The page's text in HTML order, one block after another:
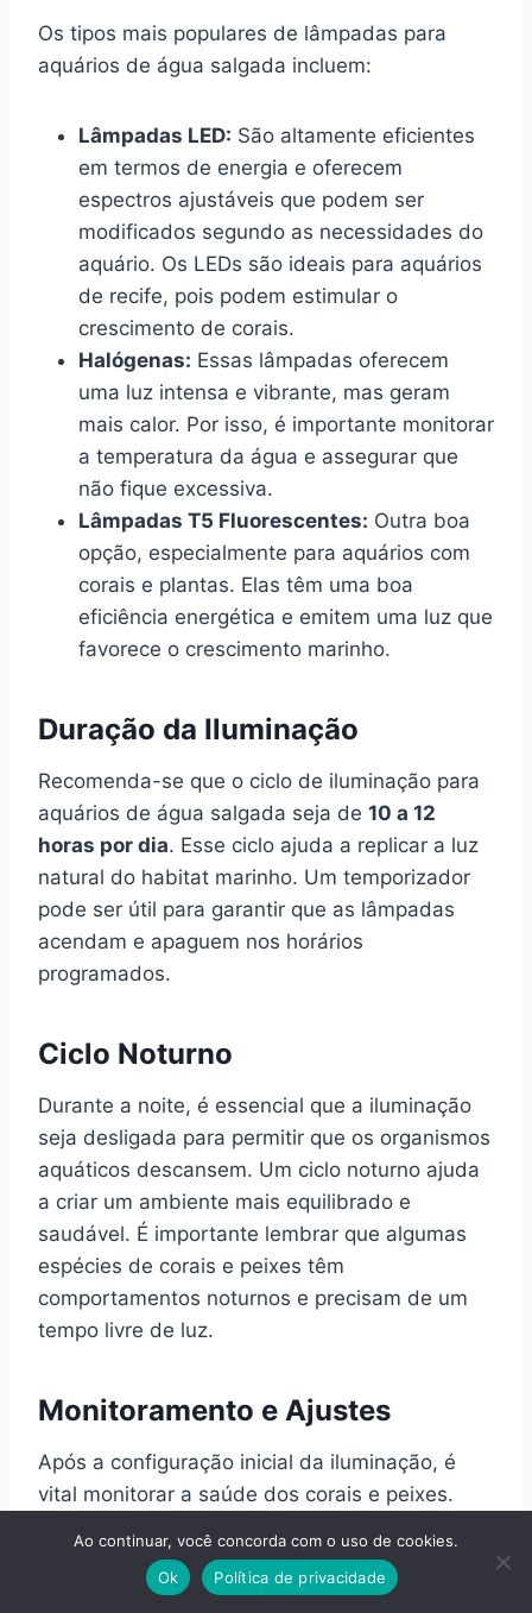
Os tipos mais populares de lâmpadas para
aquários de água salgada incluem:
Lâmpadas LED: São altamente eficientes
em termos de energia e oferecem
espectros ajustáveis que podem ser
modificados segundo as necessidades do
aquário. Os LEDs são ideais para aquários
de recife, pois podem estimular o
crescimento de corais.
Halógenas: Essas lâmpadas oferecem
uma luz intensa e vibrante, mas geram
mais calor. Por isso, é importante monitorar
a temperatura da água e assegurar que
não fique excessiva.
Lâmpadas T5 Fluorescentes: Outra boa
opção, especialmente para aquários com
corais e plantas. Elas têm uma boa
eficiência energética e emitem uma luz que
favorece o crescimento marinho.
Duração da Iluminação
Recomenda-se que o ciclo de iluminação para
aquários de água salgada seja de 10 a 12
horas por dia. Esse ciclo ajuda a replicar a luz
natural do habitat marinho. Um temporizador
pode ser útil para garantir que as lâmpadas
acendam e apaguem nos horários
programados.
Ciclo Noturno
Durante a noite, é essencial que a iluminação
seja desligada para permitir que os organismos
aquáticos descansem. Um ciclo noturno ajuda
a criar um ambiente mais equilibrado e
saudável. É importante lembrar que algumas
espécies de corais e peixes têm
comportamentos noturnos e precisam de um
tempo livre de luz.
Monitoramento e Ajustes
Após a configuração inicial da iluminação, é
vital monitorar a saúde dos corais e peixes.
peixes apresentem sinais de estresse, pode
ser necessário ajustar a intensidade ou a
Ao continuar, você concorda com o uso de cookies.
Ok
Política de privacidade